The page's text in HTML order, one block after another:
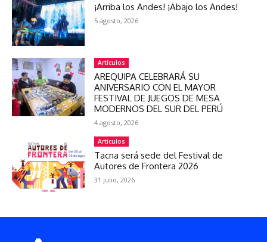
¡Arriba los Andes! ¡Abajo los Andes!
5 agosto, 2026
Artículos
AREQUIPA CELEBRARÁ SU
ANIVERSARIO CON EL MAYOR
FESTIVAL DE JUEGOS DE MESA
MODERNOS DEL SUR DEL PERÚ
4 agosto, 2026
Artículos
Tacna será sede del Festival de
Autores de Frontera 2026
31 julio, 2026